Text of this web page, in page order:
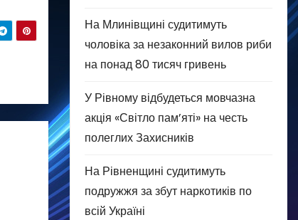
На Млинівщині судитимуть
чоловіка за незаконний вилов риби
на понад 80 тисяч гривень
У Рівному відбудеться мовчазна
акція «Світло пам’яті» на честь
полеглих Захисників
На Рівненщині судитимуть
подружжя за збут наркотиків по
всій Україні